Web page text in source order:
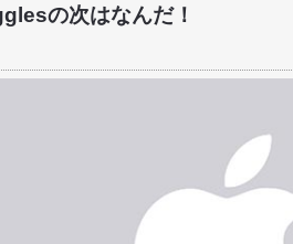
の次はなんだ！